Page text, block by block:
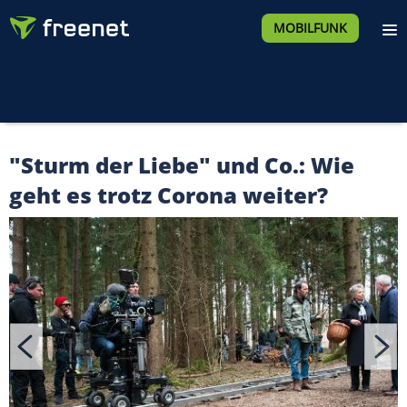
MOBILFUNK
"Sturm der Liebe" und Co.: Wie
geht es trotz Corona weiter?